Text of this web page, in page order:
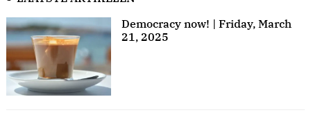
Democracy now! | Friday, March
21, 2025